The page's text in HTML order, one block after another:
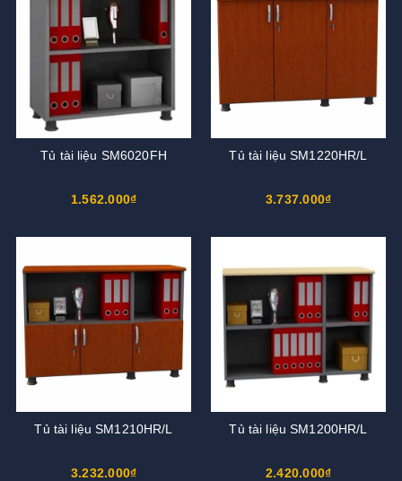
Tủ tài liệu SM6020FH
1.562.000₫
Tủ tài liệu SM1220HR/L
3.737.000₫
Tủ tài liệu SM1210HR/L
3.232.000₫
Tủ tài liệu SM1200HR/L
2.420.000₫